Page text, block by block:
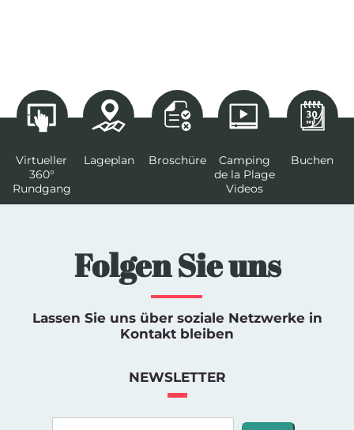
Virtueller
360°
Rundgang
Lageplan Broschüre
Camping
de la Plage
Videos
Buchen
Folgen Sie uns
Lassen Sie uns über soziale Netzwerke in
Kontakt bleiben
NEWSLETTER